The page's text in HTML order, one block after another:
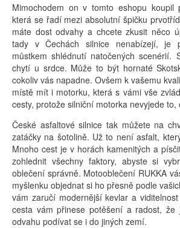
Mimochodem on v tomto eshopu koupil
která se řadí mezi absolutní špičku
máte dost odvahy a chcete zkusit něco
tady v Čechách silnice nenabízejí, je
můstkem shlédnutí natočených scenérií.
chytí u srdce. Může to být hornaté
cokoliv vás napadne. Ovšem k vašemu
místě mít i motorku, která s vámi vše
cesty, protože silniční motorka nevyjede to,
České asfaltové silnice tak můžete na
zatáčky na šotolině. Už to není asfalt,
Mnoho cest je v horách kamenitých a
zohlednit všechny faktory, abyste si
oblečení správně. Motooblečení RUKKA
myšlenku objednat si ho přesně podle
vám zaručí modernější kevlar a
cesta vám přinese potěšení a radost, že
odvahu podívat se i do jiných zemí.